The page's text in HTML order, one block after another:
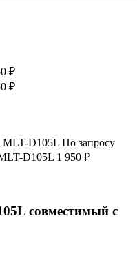
₽
₽
MLT-D105L По запросу
D105L 1 950 ₽
совместимый с